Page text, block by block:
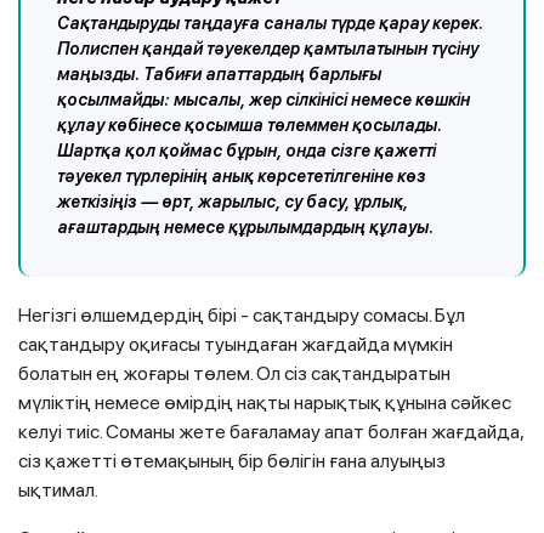
Сақтандыруды таңдауға саналы түрде қарау керек.
Полиспен қандай тәуекелдер қамтылатынын түсіну
маңызды. Табиғи апаттардың барлығы
қосылмайды: мысалы, жер сілкінісі немесе көшкін
құлау көбінесе қосымша төлеммен қосылады.
Шартқа қол қоймас бұрын, онда сізге қажетті
тәуекел түрлерінің анық көрсететілгеніне көз
жеткізіңіз — өрт, жарылыс, су басу, ұрлық,
ағаштардың немесе құрылымдардың құлауы.
Негізгі өлшемдердің бірі - сақтандыру сомасы. Бұл
сақтандыру оқиғасы туындаған жағдайда мүмкін
болатын ең жоғары төлем. Ол сіз сақтандыратын
мүліктің немесе өмірдің нақты нарықтық құнына сәйкес
келуі тиіс. Соманы жете бағаламау апат болған жағдайда,
сіз қажетті өтемақының бір бөлігін ғана алуыңыз
ықтимал.